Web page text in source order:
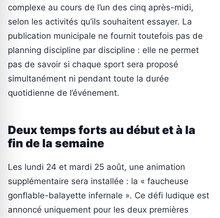
complexe au cours de l’un des cinq après-midi,
selon les activités qu’ils souhaitent essayer. La
publication municipale ne fournit toutefois pas de
planning discipline par discipline : elle ne permet
pas de savoir si chaque sport sera proposé
simultanément ni pendant toute la durée
quotidienne de l’événement.
Deux temps forts au début et à la
fin de la semaine
Les lundi 24 et mardi 25 août, une animation
supplémentaire sera installée : la « faucheuse
gonflable-balayette infernale ». Ce défi ludique est
annoncé uniquement pour les deux premières